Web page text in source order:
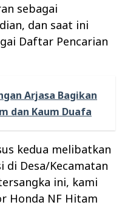
sebagai
dan saat ini
Daftar Pencarian
Arjasa Bagikan
dan Kaum Duafa
kedua melibatkan
di Desa/Kecamatan
ini, kami
Honda NF Hitam